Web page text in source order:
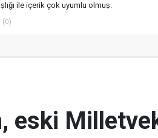
ile içerik çok uyumlu olmuṣ.
(0)
eski